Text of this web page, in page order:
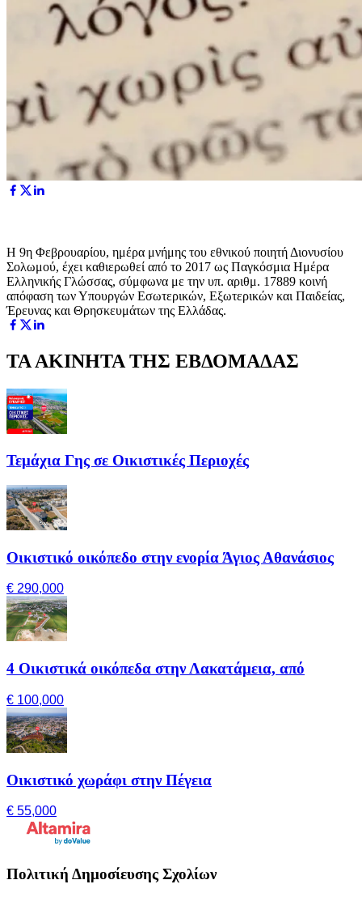
Η 9η Φεβρουαρίου, ημέρα μνήμης του εθνικού ποιητή Διονυσίου
Σολωμού, έχει καθιερωθεί από το 2017 ως Παγκόσμια Ημέρα
Ελληνικής Γλώσσας, σύμφωνα με την υπ. αριθμ. 17889 κοινή
απόφαση των Υπουργών Εσωτερικών, Εξωτερικών και Παιδείας,
Έρευνας και Θρησκευμάτων της Ελλάδας.
ΤΑ ΑΚΙΝΗΤΑ ΤΗΣ ΕΒΔΟΜΑΔΑΣ
Τεμάχια Γης σε Οικιστικές Περιοχές
Οικιστικό οικόπεδο στην ενορία Άγιος Αθανάσιος
€ 290,000
4 Οικιστικά οικόπεδα στην Λακατάμεια, από
€ 100,000
Οικιστικό χωράφι στην Πέγεια
€ 55,000
Πολιτική Δημοσίευσης Σχολίων